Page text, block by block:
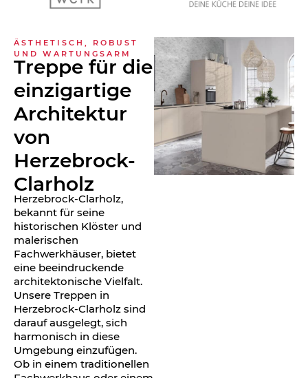
ÄSTHETISCH, ROBUST
UND WARTUNGSARM
Treppe für die
einzigartige
Architektur
von
Herzebrock-
Clarholz
Herzebrock-Clarholz,
bekannt für seine
historischen Klöster und
malerischen
Fachwerkhäuser, bietet
eine beeindruckende
architektonische Vielfalt.
Unsere Treppen in
Herzebrock-Clarholz sind
darauf ausgelegt, sich
harmonisch in diese
Umgebung einzufügen.
Ob in einem traditionellen